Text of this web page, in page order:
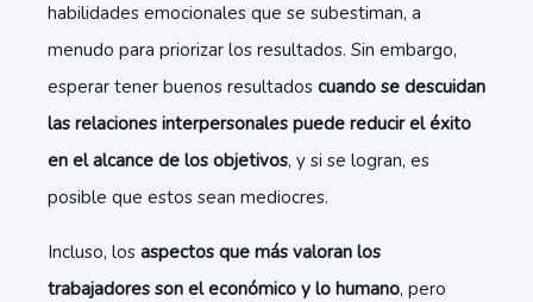
habilidades emocionales que se subestiman, a
menudo para priorizar los resultados. Sin embargo,
esperar tener buenos resultados cuando se descuidan
las relaciones interpersonales puede reducir el éxito
en el alcance de los objetivos, y si se logran, es
posible que estos sean mediocres.
Incluso, los aspectos que más valoran los
trabajadores son el económico y lo humano, pero